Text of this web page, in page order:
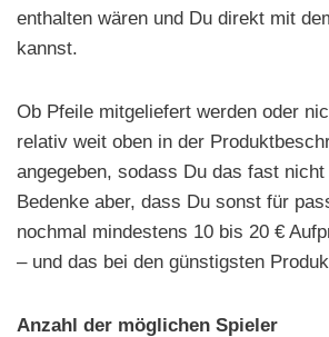
enthalten wären und Du direkt mit
kannst.
Ob Pfeile mitgeliefert werden oder
relativ weit oben in der
angegeben, sodass Du das fast
Bedenke aber, dass Du sonst für
nochmal mindestens 10 bis 20 €
– und das bei den günstigsten
Anzahl der möglichen Spieler